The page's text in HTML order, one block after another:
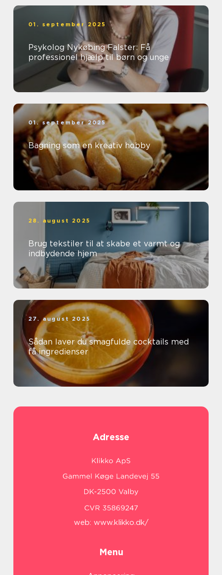
01. september 2025
Psykolog Nykøbing Falster: Få
professionel hjælp til børn og unge
01. september 2025
Bagning som en kreativ hobby
28. august 2025
Brug tekstiler til at skabe et varmt og
indbydende hjem
27. august 2025
Sådan laver du smagfulde cocktails med
få ingredienser
Adresse
web: www.klikko.dk/
Menu